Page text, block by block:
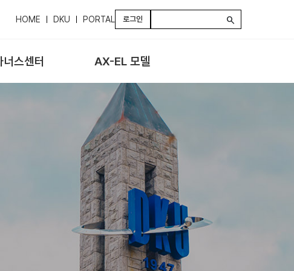
HOME DKU PORTAL 로그인 search
스센터 AX-EL 모델